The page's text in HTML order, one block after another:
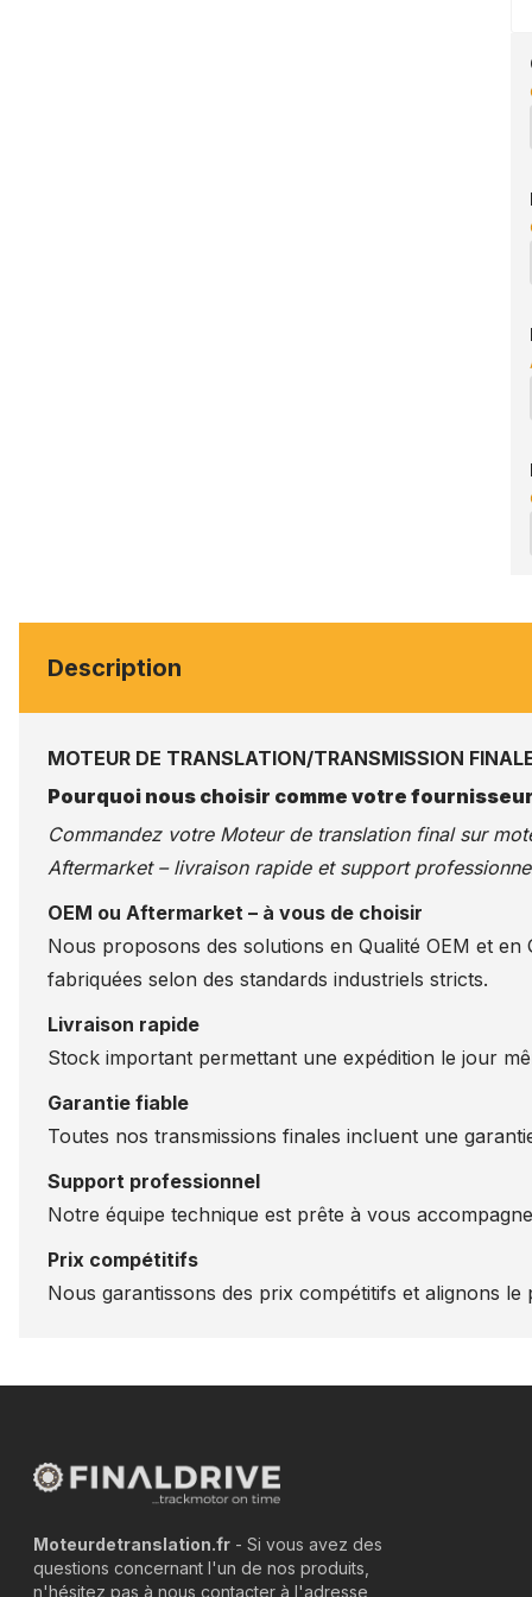
Description
MOTEUR DE TRANSLATION/TRANSMISSION
Pourquoi nous choisir comme votre
Commandez votre Moteur de translation final sur
Aftermarket – livraison rapide et support
OEM ou Aftermarket – à vous de choisir
Nous proposons des solutions en Qualité OEM et
fabriquées selon des standards industriels stricts.
Livraison rapide
Stock important permettant une expédition le jour
Garantie fiable
Toutes nos transmissions finales incluent une
Support professionnel
Notre équipe technique est prête à vous
Prix compétitifs
Nous garantissons des prix compétitifs et alignons
Moteurdetranslation.fr - Si vous avez des
questions concernant l'un de nos produits,
n'hésitez pas à nous contacter à l'adresse